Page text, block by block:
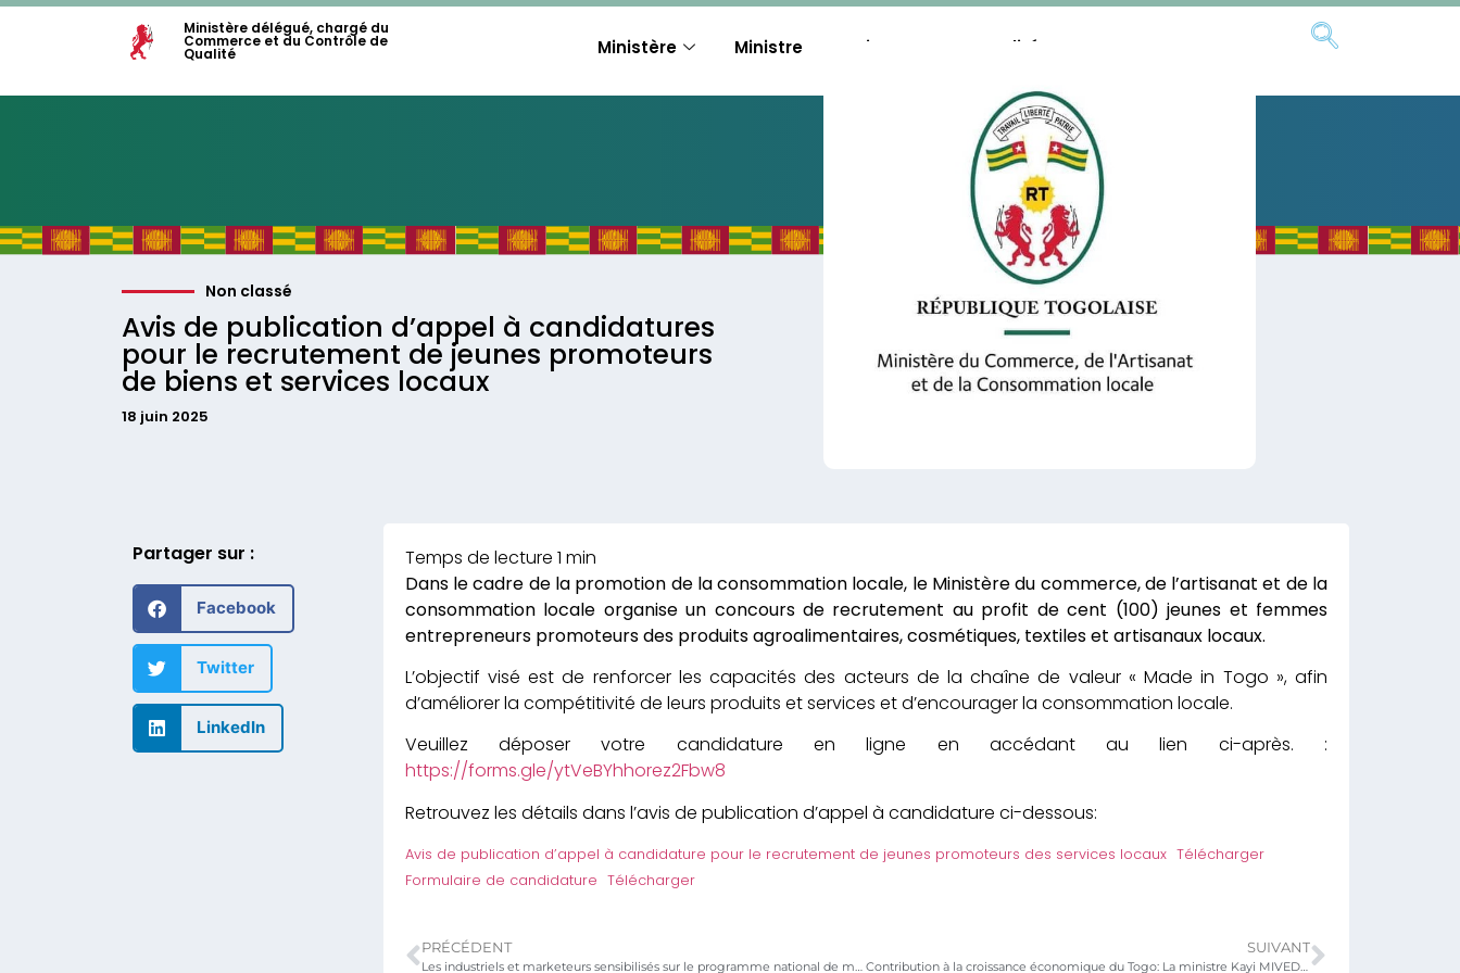
Ministère délégué, chargé du
Commerce et du Contrôle de
Qualité Ministère Ministre Actions Actualités
Non classé
Avis de publication d’appel à candidatures
pour le recrutement de jeunes promoteurs
de biens et services locaux
18 juin 2025
Partager sur :
Facebook
Twitter
LinkedIn
Dans le cadre de la promotion de la consommation locale, le Ministère du commerce, de l’artisanat et de la
consommation locale organise un concours de recrutement au profit de cent (100) jeunes et femmes
entrepreneurs promoteurs des produits agroalimentaires, cosmétiques, textiles et artisanaux locaux.
L’objectif visé est de renforcer les capacités des acteurs de la chaîne de valeur « Made in Togo », afin
d’améliorer la compétitivité de leurs produits et services et d’encourager la consommation locale.
Veuillez déposer votre candidature en ligne en accédant au lien ci-après. :
https://forms.gle/ytVeBYhhorez2Fbw8
Retrouvez les détails dans l’avis de publication d’appel à candidature ci-dessous:
Avis de publication d’appel à candidature pour le recrutement de jeunes promoteurs des services locaux Télécharger
Formulaire de candidature
Télécharger
PRÉCÉDENT
Les industriels et marketeurs sensibilisés sur le programme national de marquage des produits pétroliers au Togo
SUIVANT
Contribution à la croissance économique du Togo: La ministre Kayi MIVEDOR-SAMBIANI rend hommage aux TPME